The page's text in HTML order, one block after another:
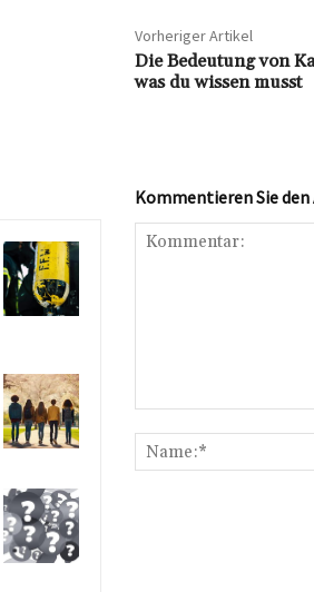
Vorheriger Artikel
Die Bedeutung von
was du wissen musst
Kommentieren Sie